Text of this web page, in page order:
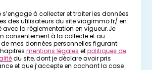
à collecter et traiter les données
des utilisateurs du site viagimmo.fr/ en
avec la réglementation en vigueur.Je
consentement à la collecte et au
mes données personnelles figurant
mentions légales etpolitiques de
du site, dont je déclare avoir pris
et que j’accepte en cochant la case